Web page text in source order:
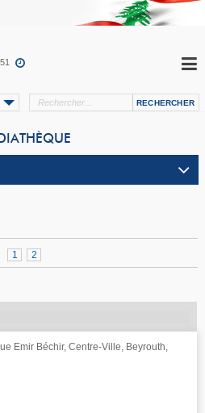
1 2
Emir Béchir, Centre-Ville, Beyrouth,